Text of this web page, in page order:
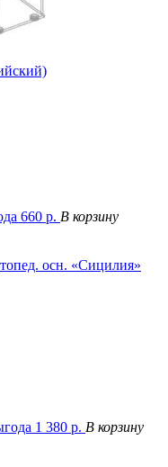
660 р. В корзину
осн. «Сицилия»
1 380 р. В корзину